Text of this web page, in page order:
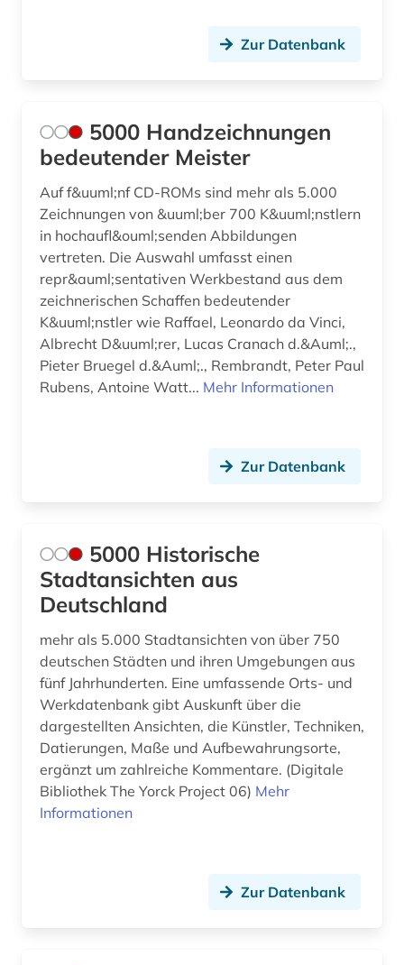
designer (3)
designerin (1)
designfirmen (2)
deutsche demokratische republik (1)
deutsche literatur (2)
deutsches historisches museum (2)
deutsches sprachgebiet (2)
deutsches zentrum kulturgutverluste (1)
deutschland &lt (1)
deutschland (gebiet unter alliierter besatzung,
sowjetische zone) (1)
die lebensbeschreibungen der beruehmtesten
italienischen architekten (1)
die linkshändige frau (1)
digital humanities (1)
digitale bibliothek (1)
Zur Datenbank
5000 Handzeichnungen
bedeutender Meister
Auf f&uuml;nf CD-ROMs sind mehr als 5.000
Zeichnungen von &uuml;ber 700 K&uuml;nstlern
in hochaufl&ouml;senden Abbildungen
vertreten. Die Auswahl umfasst einen
repr&auml;sentativen Werkbestand aus dem
zeichnerischen Schaffen bedeutender
K&uuml;nstler wie Raffael, Leonardo da Vinci,
Albrecht D&uuml;rer, Lucas Cranach d.&Auml;.,
Pieter Bruegel d.&Auml;., Rembrandt, Peter Paul
Rubens, Antoine Watt... Mehr Informationen
Zur Datenbank
5000 Historische
Stadtansichten aus
Deutschland
mehr als 5.000 Stadtansichten von über 750
deutschen Städten und ihren Umgebungen aus
fünf Jahrhunderten. Eine umfassende Orts- und
Werkdatenbank gibt Auskunft über die
dargestellten Ansichten, die Künstler, Techniken,
Datierungen, Maße und Aufbewahrungsorte,
ergänzt um zahlreiche Kommentare. (Digitale
Bibliothek The Yorck Project 06) Mehr
Informationen
Zur Datenbank